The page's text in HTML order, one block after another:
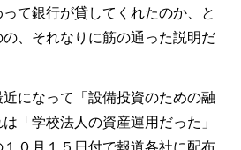
て銀行が貸してくれたのか、と
、それなりに筋の通った説明だ
になって「設備投資のための融
「学校法人の資産運用だった」
０月１５日付で報道各社に配布